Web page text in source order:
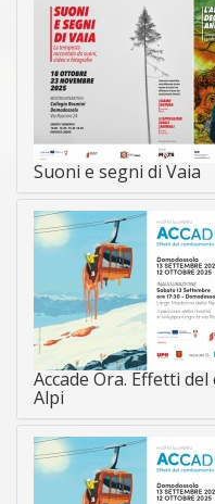
Suoni e segni di Vaia
Accade Ora. Effetti
Alpi